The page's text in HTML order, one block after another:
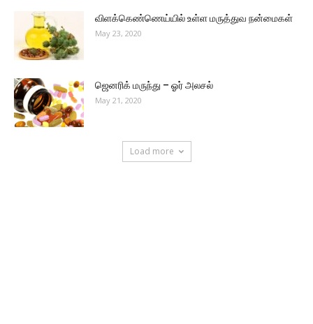
விளக்கெண்ணெய்யில் உள்ள மருத்துவ நன்மைகள்
May 23, 2020
ஜெனரிக் மருந்து – ஓர் அலசல்
May 21, 2020
Load more